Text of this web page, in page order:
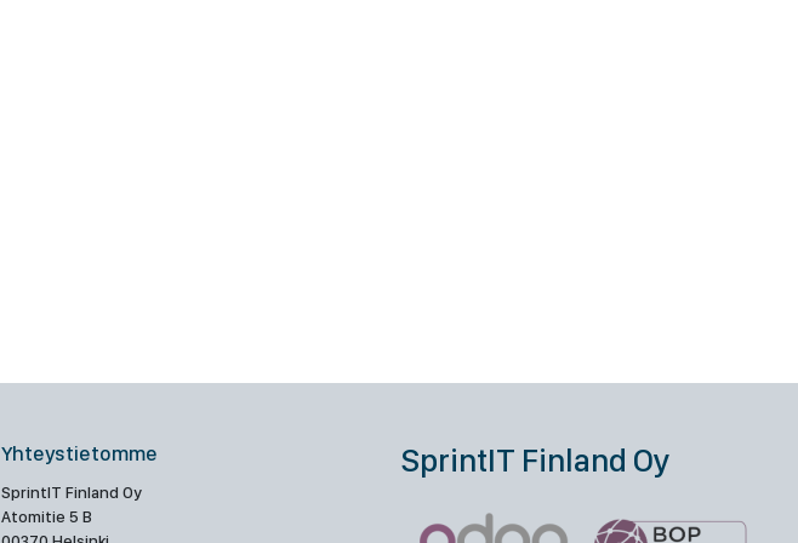
Yhteystietomme
SprintIT Finland Oy
Atomitie 5 B
SprintIT Finland Oy